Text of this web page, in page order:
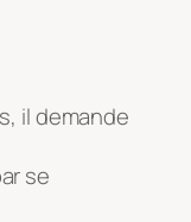
il demande
se